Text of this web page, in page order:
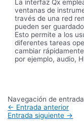
La interfaz Qx
ventanas de
través de una red
pueden ser
Esto permite a los
diferentes tareas
cambiar
por ejemplo, audio,
Navegación de
← Entrada anterior
Entrada siguiente →